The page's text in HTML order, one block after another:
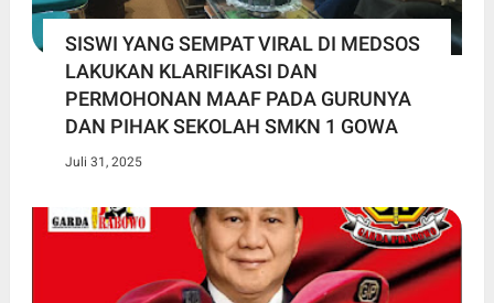
SISWI YANG SEMPAT VIRAL DI MEDSOS
LAKUKAN KLARIFIKASI DAN
PERMOHONAN MAAF PADA GURUNYA
DAN PIHAK SEKOLAH SMKN 1 GOWA
Juli 31, 2025